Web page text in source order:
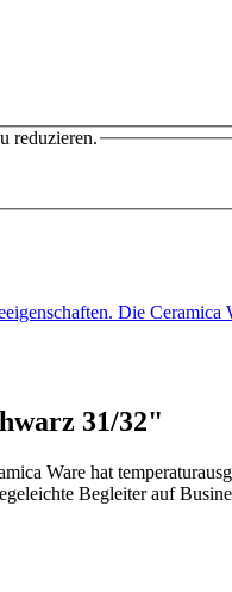
reduzieren.
Die Ceramica
31/32"
Ware hat
Begleiter auf